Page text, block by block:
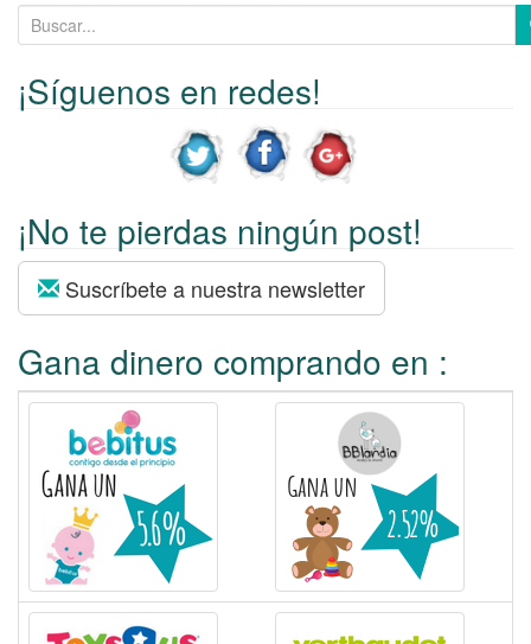
u
c
o
r
¡Síguenos en redes!
¡No te pierdas ningún post!
Suscríbete a nuestra newsletter
Gana dinero comprando en :